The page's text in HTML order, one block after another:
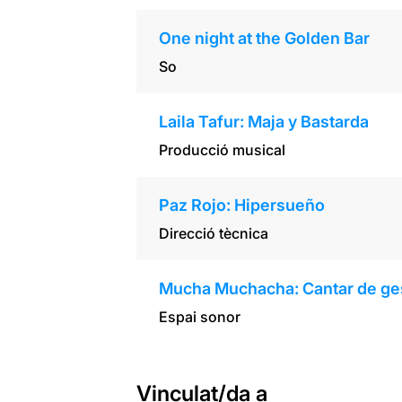
One night at the Golden Bar
So
Laila Tafur: Maja y Bastarda
Producció musical
Paz Rojo: Hipersueño
Direcció tècnica
Mucha Muchacha: Cantar de
Espai sonor
Vinculat/da a